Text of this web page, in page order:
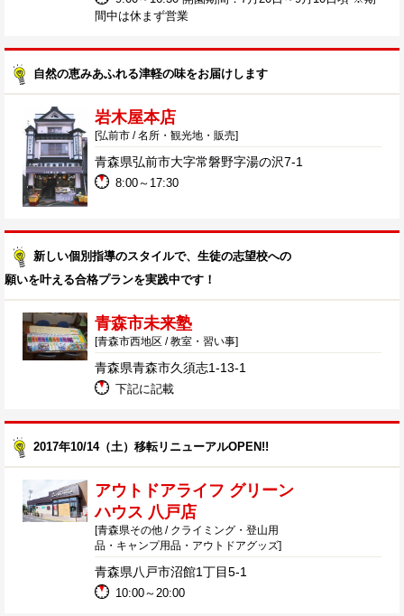
間中は休まず営業
自然の恵みあふれる津軽の味をお届けします
岩木屋本店
[弘前市 / 名所・観光地・販売]
青森県弘前市大字常磐野字湯の沢7-1
8:00～17:30
新しい個別指導のスタイルで、生徒の志望校への
願いを叶える合格プランを実践中です！
青森市未来塾
[青森市西地区 / 教室・習い事]
青森県青森市久須志1-13-1
下記に記載
2017年10/14（土）移転リニューアルOPEN!!
アウトドアライフ グリーン
ハウス 八戸店
[青森県その他 / クライミング・登山用
品・キャンプ用品・アウトドアグッズ]
青森県八戸市沼館1丁目5-1
10:00～20:00